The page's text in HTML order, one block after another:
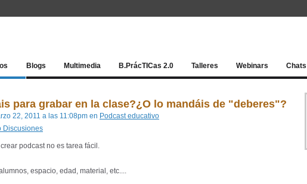
Blogs Multimedia B.PrácTICas 2.0 Talleres Webinars Chats
para grabar en la clase?¿O lo mandáis de "deberes"?
22, 2011 a las 11:08pm en Podcast educativo
Discusiones
podcast no es tarea fácil.
espacio, edad, material, etc....